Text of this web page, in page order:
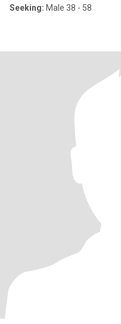
Seeking: Male 38 - 58